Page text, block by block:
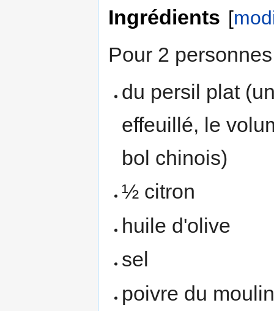
Ingrédients [
Pour 2
du persil plat
effeuillé, le
bol chinois)
½ citron
huile d'olive
sel
poivre du